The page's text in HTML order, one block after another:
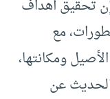
إن تحقيق أهداف
مع
ومكانتها،
عن